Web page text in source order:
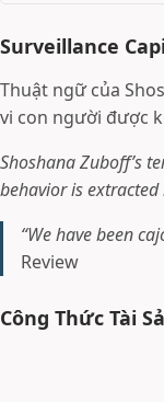
Surveillance
Thuật ngữ của
vi con người được
Shoshana Zuboff’s
behavior is
“We have been
Review
Công Thức Tài